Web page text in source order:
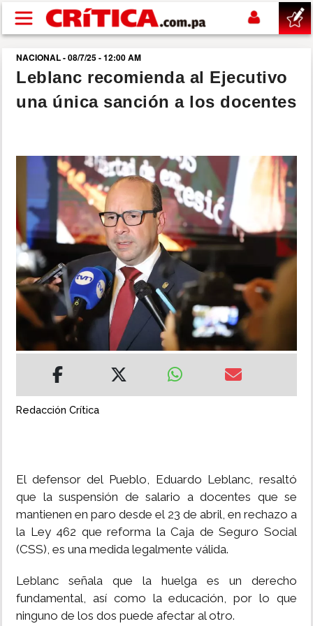
Pasar al contenido principal
buscar
SUCESOS
POLÍTICA
SHOW
DEPORTES
MUNDO
INSÓLITAS
MULTIMEDIA
NACIONAL - 08/7/25 - 12:00 AM
Leblanc recomienda al Ejecutivo
una única sanción a los docentes
Redacción Crítica
El defensor del Pueblo, Eduardo Leblanc, resaltó
que la suspensión de salario a docentes que se
mantienen en paro desde el 23 de abril, en rechazo a
la Ley 462 que reforma la Caja de Seguro Social
(CSS), es una medida legalmente válida.
Leblanc señala que la huelga es un derecho
fundamental, así como la educación, por lo que
ninguno de los dos puede afectar al otro.